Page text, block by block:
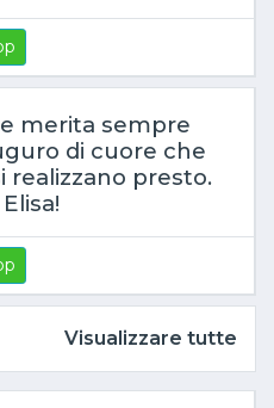
merita sempre
di cuore che
realizzano presto.
Visualizzare tutte